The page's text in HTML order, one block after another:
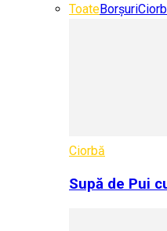
ToateBorșuri
Ciorbă
Supă de Pui